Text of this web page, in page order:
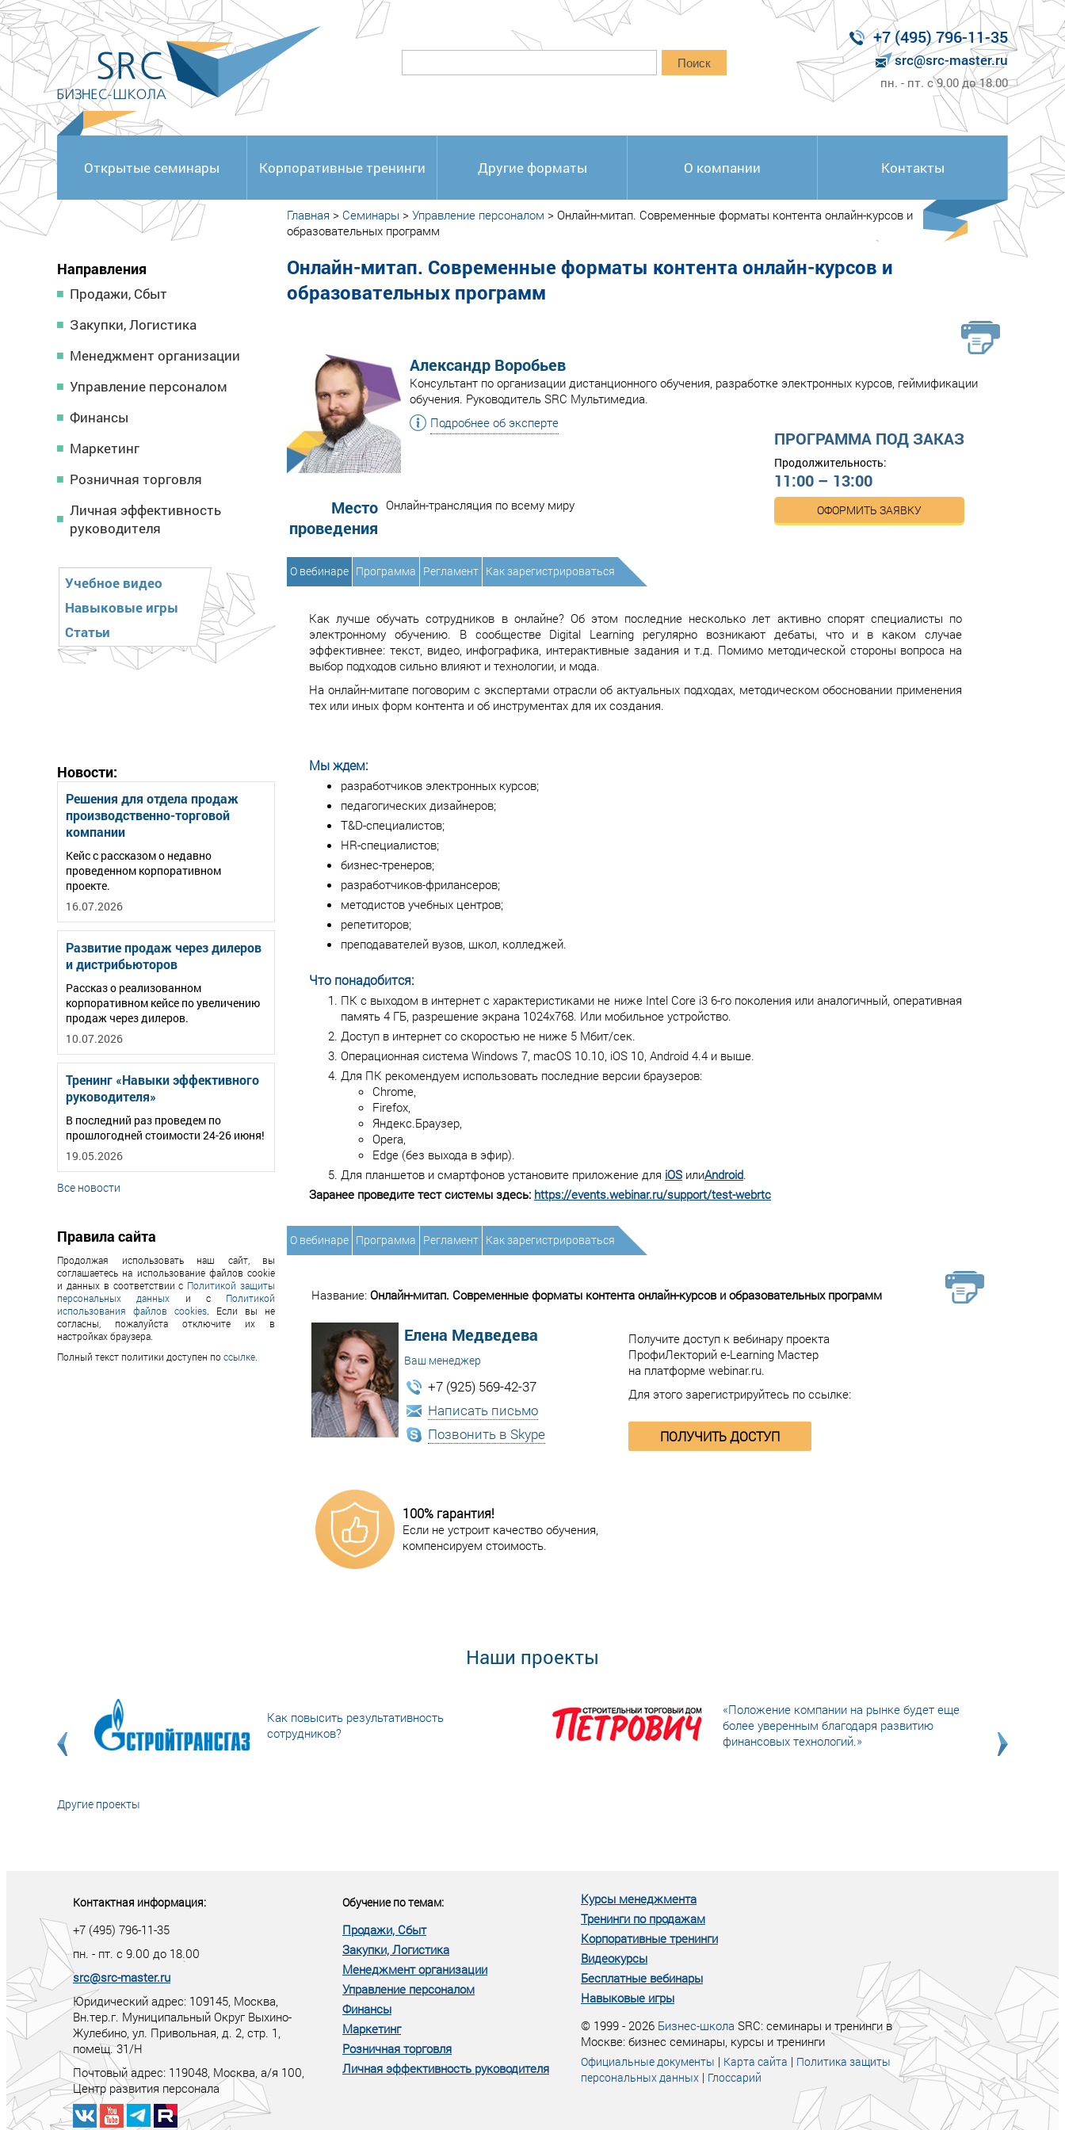
<
Поиск
+7 (495) 796-11-35
src@src-master.ru
пн. - пт. с 9.00 до 18.00
Открытые семинары Корпоративные тренинги Другие форматы О компании Контакты
Направления
Продажи, Сбыт
Закупки, Логистика
Менеджмент организации
Управление персоналом
Финансы
Маркетинг
Розничная торговля
Личная эффективность
руководителя
Учебное видео
Навыковые игры
Статьи
Новости:
Решения для отдела продаж
производственно-торговой
компании
Кейс с рассказом о недавно
проведенном корпоративном
проекте.
16.07.2026
Развитие продаж через дилеров
и дистрибьюторов
Рассказ о реализованном
корпоративном кейсе по увеличению
продаж через дилеров.
10.07.2026
Тренинг «Навыки эффективного
руководителя»
В последний раз проведем по
прошлогодней стоимости 24-26 июня!
19.05.2026
Все новости
Правила сайта
Продолжая использовать наш сайт, вы
соглашаетесь на использование файлов cookie
и данных в соответствии с Политикой защиты
персональных данных и с Политикой
использования файлов cookies . Если вы не
согласны, пожалуйста отключите их в
настройках браузера.
Полный текст политики доступен поссылке
Главная > Семинары > Управление персоналом > Онлайн-митап. Современные форматы контента онлайн-курсов и
образовательных программ
Онлайн-митап. Современные форматы контента онлайн-курсов и
образовательных программ
Александр Воробьев
Консультант по организации дистанционного обучения, разработке электронных курсов, геймификации
обучения. Руководитель SRC Мультимедиа.
Подробнее об эксперте
Место
проведения
Онлайн-трансляция по всему миру
ПРОГРАММА ПОД ЗАКАЗ
Продолжительность:
11:00 – 13:00
ОФОРМИТЬ ЗАЯВКУ
О вебинаре Программа Регламент Как зарегистрироваться
Как лучше обучать сотрудников в онлайне? Об этом последние несколько лет активно спорят специалисты по
электронному обучению. В сообществе Digital Learning регулярно возникают дебаты, что и в каком случае
эффективнее: текст, видео, инфографика, интерактивные задания и т.д. Помимо методической стороны вопроса на
выбор подходов сильно влияют и технологии, и мода.
На онлайн-митапе поговорим с экспертами отрасли об актуальных подходах, методическом обосновании применения
тех или иных форм контента и об инструментах для их создания.
Мы ждем:
разработчиков электронных курсов;
педагогических дизайнеров;
T&D-специалистов;
HR-специалистов;
бизнес-тренеров;
разработчиков-фрилансеров;
методистов учебных центров;
репетиторов;
преподавателей вузов, школ, колледжей.
Что понадобится:
ПК с выходом в интернет с характеристиками не ниже Intel Core i3 6-го поколения или аналогичный, оперативная
память 4 ГБ, разрешение экрана 1024х768. Или мобильное устройство.
Доступ в интернет со скоростью не ниже 5 Мбит/сек.
Операционная система Windows 7, macOS 10.10, iOS 10, Android 4.4 и выше.
Для ПК рекомендуем использовать последние версии браузеров:
Chrome,
Firefox,
Яндекс.Браузер,
Opera,
Edge (без выхода в эфир).
Для планшетов и смартфонов установите приложение для iOS илиAndroid.
Заранее проведите тест системы здесь: https://events.webinar.ru/support/test-webrtc
О вебинаре Программа Регламент Как зарегистрироваться
Название: Онлайн-митап. Современные форматы контента онлайн-курсов и образовательных программ
Елена Медведева
Ваш менеджер
+7 (925) 569-42-37
Написать письмо
Позвонить в Skype
100% гарантия!
Если не устроит качество обучения,
компенсируем стоимость.
Получите доступ к вебинару проекта
ПрофиЛекторий e-Learning Мастер
на платформе webinar.ru.
Для этого зарегистрируйтесь по ссылке:
ПОЛУЧИТЬ ДОСТУП
Наши проекты
Как повысить результативность
сотрудников?
«Положение компании на рынке будет еще
более уверенным благодаря развитию
финансовых технологий.»
Другие проекты
Контактная информация:
+7 (495) 796-11-35
пн. - пт. с 9.00 до 18.00
src@src-master.ru
Юридический адрес: 109145, Москва,
Вн.тер.г. Муниципальный Округ Выхино-
Жулебино, ул. Привольная, д. 2, стр. 1,
помещ. 31/Н
Почтовый адрес: 119048 Москва , а/я 100
Центр развития персонала
Обучение по темам:
Продажи, Сбыт
Закупки, Логистика
Менеджмент организации
Управление персоналом
Финансы
Маркетинг
Розничная торговля
Личная эффективность руководителя
Курсы менеджмента
Тренинги по продажам
Корпоративные тренинги
Видеокурсы
Бесплатные вебинары
Навыковые игры
© 1999 - 2026 Бизнес-школа SRC: семинары и тренинги в
Москве: бизнес семинары, курсы и тренинги
Официальные документы | Карта сайта | Политика защиты
персональных данных | Глоссарий